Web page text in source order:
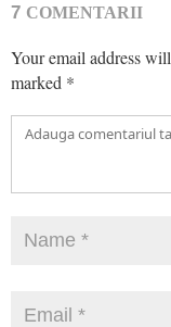
7 COMENTARII
Your email address
marked *